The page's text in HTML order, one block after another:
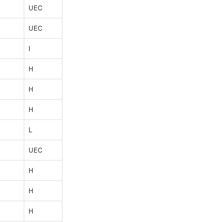
UEC
UEC
I
H
H
H
L
UEC
H
H
H